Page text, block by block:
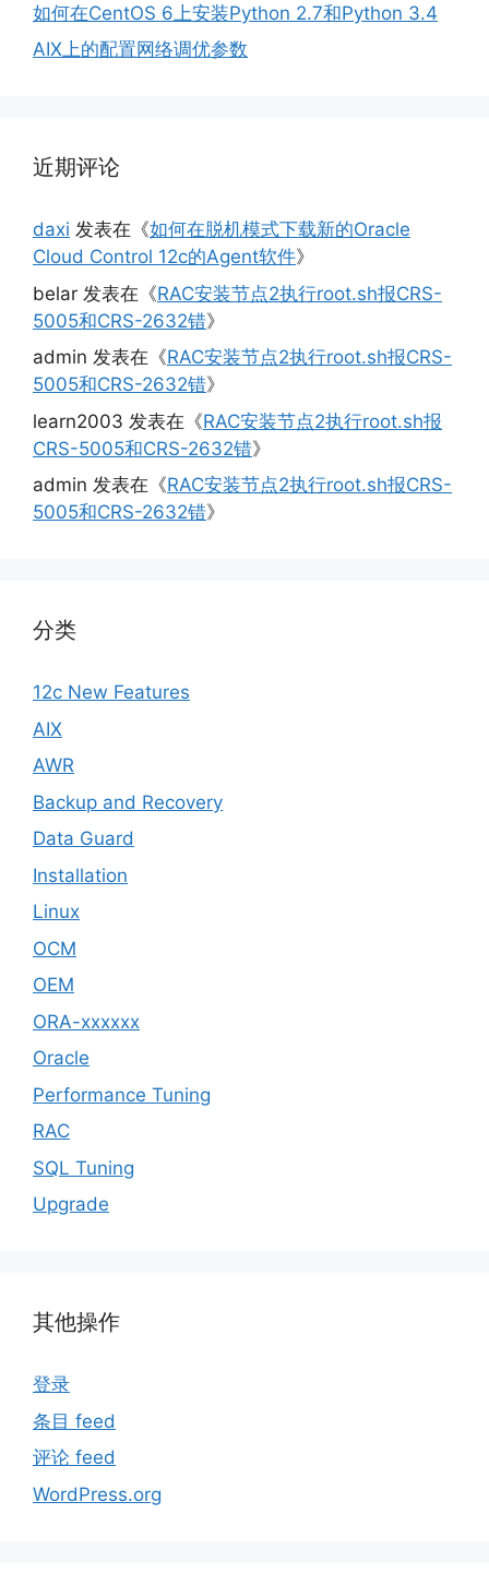
如何在CentOS 6上安装Python 2.7和Python 3.4
AIX上的配置网络调优参数
近期评论
daxi 发表在《如何在脱机模式下载新的Oracle
Cloud Control 12c的Agent软件》
belar 发表在《RAC安装节点2执行root.sh报CRS-
5005和CRS-2632错》
admin 发表在《RAC安装节点2执行root.sh报CRS-
5005和CRS-2632错》
learn2003 发表在《RAC安装节点2执行root.sh报
CRS-5005和CRS-2632错》
admin 发表在《RAC安装节点2执行root.sh报CRS-
5005和CRS-2632错》
分类
12c New Features
AIX
AWR
Backup and Recovery
Data Guard
Installation
Linux
OCM
OEM
ORA-xxxxxx
Oracle
Performance Tuning
RAC
SQL Tuning
Upgrade
其他操作
登录
条目 feed
评论 feed
WordPress.org